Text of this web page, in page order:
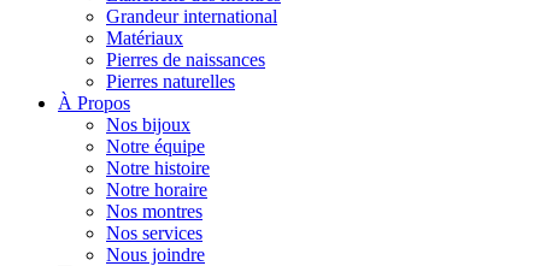
Grandeur international
Matériaux
Pierres de naissances
Pierres naturelles
À Propos
Nos bijoux
Notre équipe
Notre histoire
Notre horaire
Nos montres
Nos services
Nous joindre